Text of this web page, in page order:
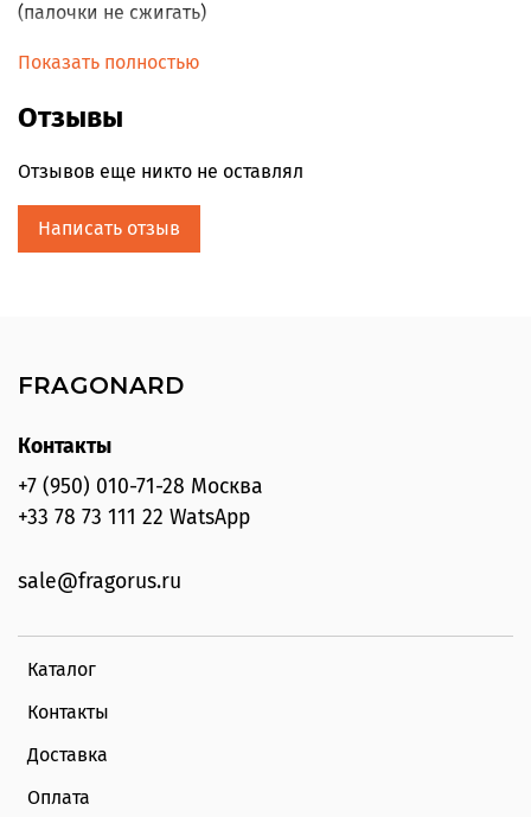
(палочки не сжигать)
бутылка 125 мл
Показать полностью
Отзывы
Отзывов еще никто не оставлял
Написать отзыв
FRAGONARD
Каталог
Контакты
Доставка
Оплата
Контакты
+7 (950) 010-71-28 Москва
+33 78 73 111 22 WatsApp
sale@fragorus.ru